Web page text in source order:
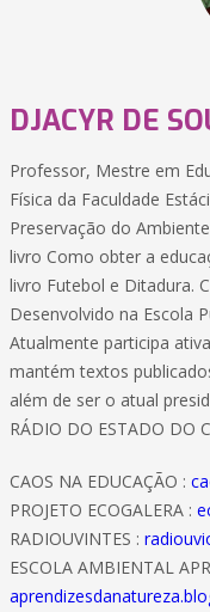
DJACYR DE
Professor, Mestre em
Física da Faculdade
Preservação do
livro Como obter a
livro Futebol e Ditadura.
Desenvolvido na Escola
Atualmente participa
mantém textos
além de ser o atual
RÁDIO DO ESTADO DO
CAOS NA EDUCAÇÃO :
PROJETO ECOGALERA :
RADIOUVINTES :
ESCOLA AMBIENTAL